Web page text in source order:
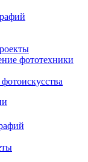
фототехники